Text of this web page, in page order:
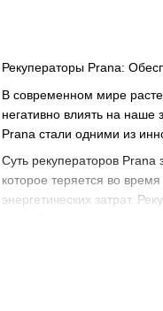
Рекуператоры Prana:
В современном мире
негативно влиять на
Prana стали одними из
Суть рекуператоров Prana
которое теряется во
энергетических затрат.